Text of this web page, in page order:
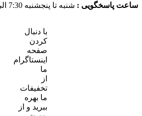
ساعت پاسخگویی : شنبه تا پنجشنبه 7:30 الی 19:30
با دنبال
کردن
صفحه
اینستاگرام
ما
از
تخفیفات
ما بهره
ببرید و از